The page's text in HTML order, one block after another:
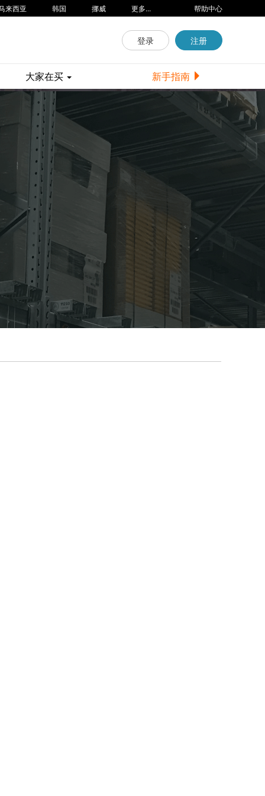
来西亚 韩国 挪威 更多... 帮助中心
登录 注册
新手指南
大家在买